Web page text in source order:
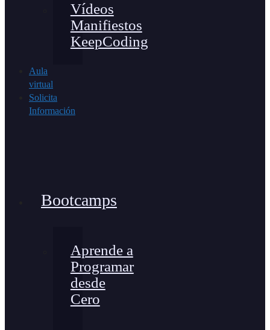
Vídeos
Manifiestos
KeepCoding
Aula
virtual
Solicita
Información
Bootcamps
Aprende a
Programar
desde
Cero